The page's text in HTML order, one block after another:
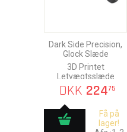
Dark Side Precision,
Glock Slæde
3D Printet
Letvægtsslæde
DKK 22475
Få på
lager!